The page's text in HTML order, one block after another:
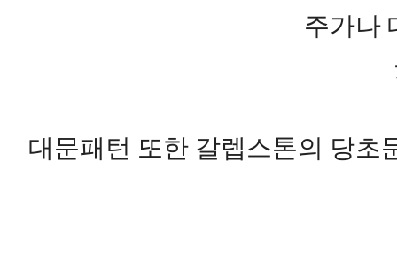
주가나
대문패턴 또한 갈렙스톤의 당초